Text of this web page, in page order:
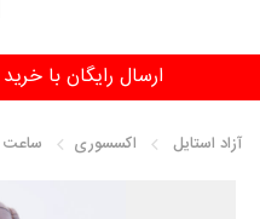
ارسال رایگان با خرید بیشتر از
آزاد استایل اکسسوری ساعت